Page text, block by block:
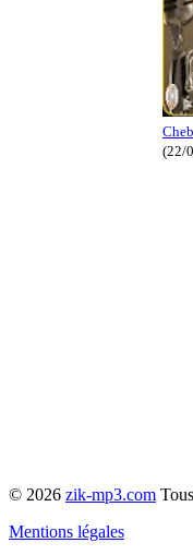
(22/
© 2026 zik-mp3.com
Mentions légales